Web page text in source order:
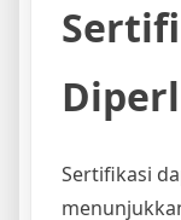
Sertifikasi